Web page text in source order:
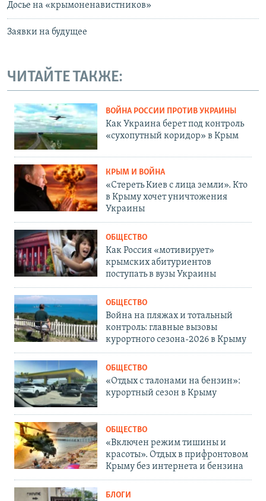
Досье на «крымоненавистников»
Заявки на будущее
ЧИТАЙТЕ ТАКЖЕ:
ВОЙНА РОССИИ ПРОТИВ УКРАИНЫ
Как Украина берет под контроль
«сухопутный коридор» в Крым
КРЫМ И ВОЙНА
«Стереть Киев с лица земли». Кто
в Крыму хочет уничтожения
Украины
ОБЩЕСТВО
Как Россия «мотивирует»
крымских абитуриентов
поступать в вузы Украины
ОБЩЕСТВО
Война на пляжах и тотальный
контроль: главные вызовы
курортного сезона-2026 в Крыму
ОБЩЕСТВО
«Отдых с талонами на бензин»:
курортный сезон в Крыму
ОБЩЕСТВО
«Включен режим тишины и
красоты». Отдых в прифронтовом
Крыму без интернета и бензина
БЛОГИ